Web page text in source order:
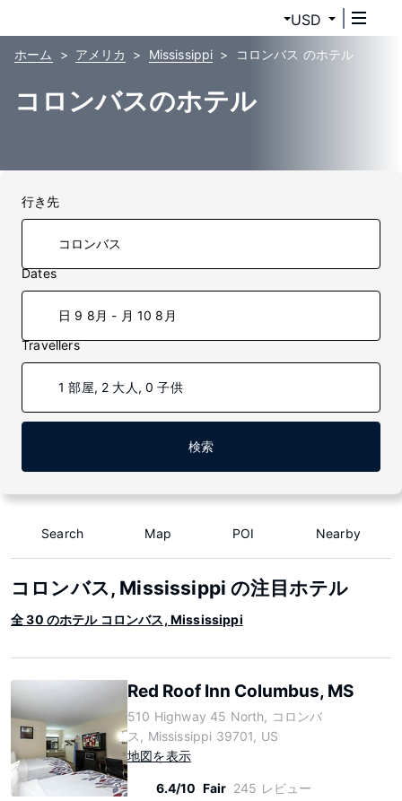
USD
ホーム アメリカ Mississippi コロンバス のホテル
コロンバスのホテル
行き先
Dates
日 9 8月 - 月 10 8月
Travellers
1 部屋, 2 大人, 0 子供
検索
Search Map POI Nearby
コロンバス, Mississippi の注目ホテル
全 30 のホテル コロンバス, Mississippi
Red Roof Inn Columbus, MS
510 Highway 45 North, コロンバ
ス, Mississippi 39701, US
地図を表示
6.4/10 Fair 245 レビュー